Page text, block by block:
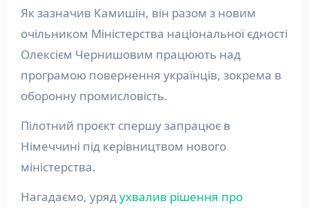
Як зазначив Камишін, він разом з новим
очільником Міністерства національної єдності
Олексієм Чернишовим працюють над
програмою повернення українців, зокрема в
оборонну промисловість.
Пілотний проєкт спершу запрацює в
Німеччині під керівництвом нового
міністерства.
Нагадаємо, урядухвалив рішення про